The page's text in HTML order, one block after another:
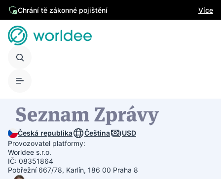
Chrání tě zákonné pojištění Více
Česká republika Čeština
USD
Provozovatel platformy:
Worldee s.r.o.
IČ: 08351864
Pobřežní 667/78, Karlín, 186 00 Praha 8